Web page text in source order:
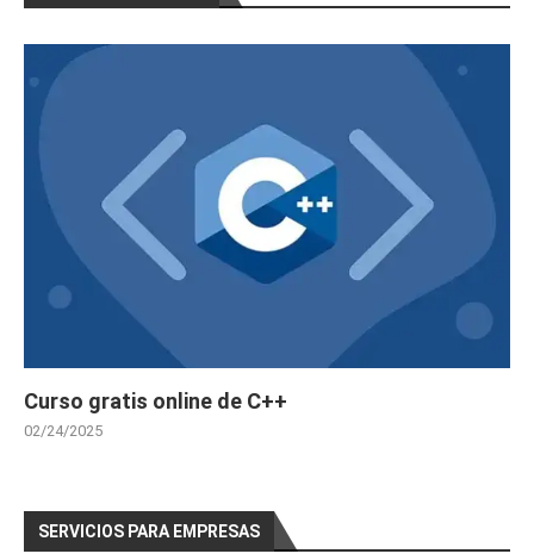
Curso gratis online de C++
02/24/2025
SERVICIOS PARA EMPRESAS